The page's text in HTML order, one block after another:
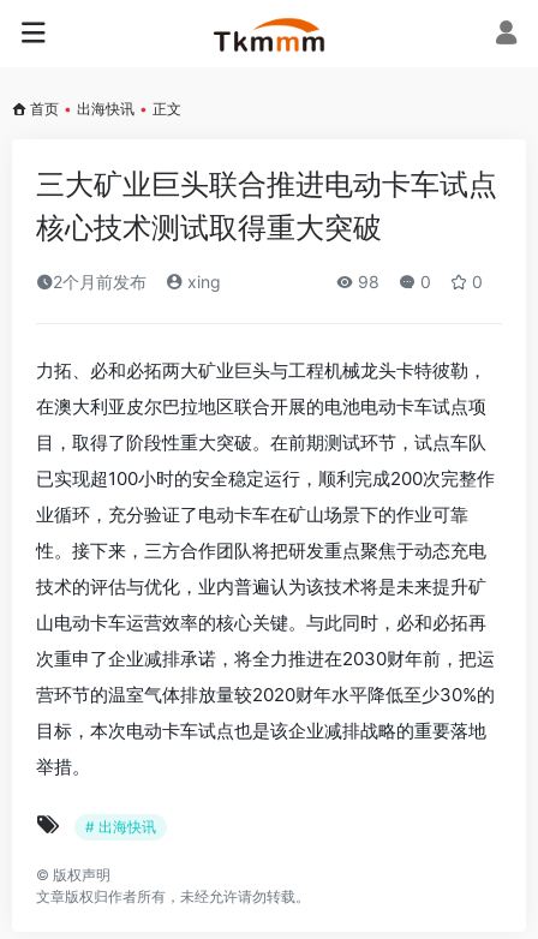
首页 • 出海快讯 • 正文
三大矿业巨头联合推进电动卡车试点
核心技术测试取得重大突破
2个月前发布 xing 98 0 0
力拓、必和必拓两大矿业巨头与工程机械龙头卡特彼勒，
在澳大利亚皮尔巴拉地区联合开展的电池电动卡车试点项
目，取得了阶段性重大突破。在前期测试环节，试点车队
已实现超100小时的安全稳定运行，顺利完成200次完整作
业循环，充分验证了电动卡车在矿山场景下的作业可靠
性。接下来，三方合作团队将把研发重点聚焦于动态充电
技术的评估与优化，业内普遍认为该技术将是未来提升矿
山电动卡车运营效率的核心关键。与此同时，必和必拓再
次重申了企业减排承诺，将全力推进在2030财年前，把运
营环节的温室气体排放量较2020财年水平降低至少30%的
目标，本次电动卡车试点也是该企业减排战略的重要落地
举措。
# 出海快讯
© 版权声明
文章版权归作者所有，未经允许请勿转载。